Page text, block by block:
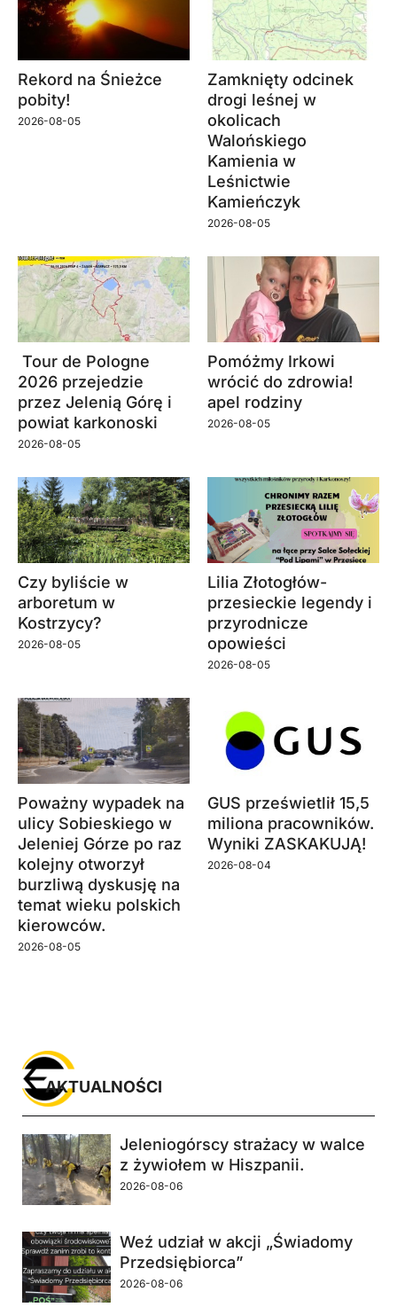
Rekord na Śnieżce
pobity!
2026-08-05
Zamknięty odcinek
drogi leśnej w
okolicach
Walońskiego
Kamienia w
Leśnictwie
Kamieńczyk
2026-08-05
Tour de Pologne
2026 przejedzie
przez Jelenią Górę i
powiat karkonoski
2026-08-05
Pomóżmy Irkowi
wrócić do zdrowia!
apel rodziny
2026-08-05
Czy byliście w
arboretum w
Kostrzycy?
2026-08-05
Lilia Złotogłów-
przesieckie legendy i
przyrodnicze
opowieści
2026-08-05
Poważny wypadek na
ulicy Sobieskiego w
Jeleniej Górze po raz
kolejny otworzył
burzliwą dyskusję na
temat wieku polskich
kierowców.
2026-08-05
GUS prześwietlił 15,5
miliona pracowników.
Wyniki ZASKAKUJĄ!
2026-08-04
Jeleniogórscy strażacy w walce
z żywiołem w Hiszpanii.
2026-08-06
Weź udział w akcji „Świadomy
Przedsiębiorca”
2026-08-06
AKTUALNOŚCI